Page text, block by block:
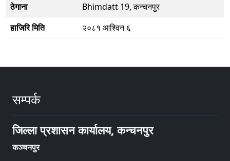
ठेगाना
Bhimdatt 19, कन्चनपुर
हाजिरि मिति
२०८१ आश्विन ६
सम्पर्क
जिल्ला प्रशासन कार्यालय, कन्चनपुर
कञ्चनपुर